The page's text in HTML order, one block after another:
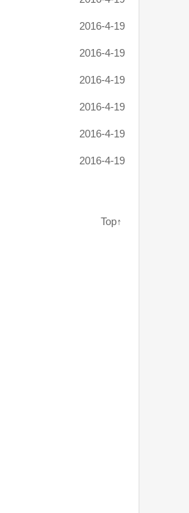
2016-4-19
2016-4-19
2016-4-19
2016-4-19
2016-4-19
2016-4-19
Top↑